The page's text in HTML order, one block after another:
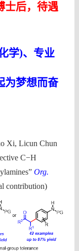
士后，待遇
学)、专业
为梦想而奋
Xi, Licun Chun
C−H
Org.
contribution)